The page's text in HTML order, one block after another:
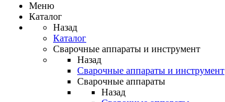
Меню
Каталог
Назад
Каталог
Сварочные аппараты и инструмент
Назад
Сварочные аппараты и инструмент
Сварочные аппараты
Назад